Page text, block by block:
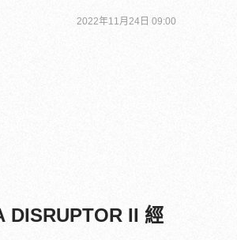
2022年11月24日 09:00
DISRUPTOR II 經